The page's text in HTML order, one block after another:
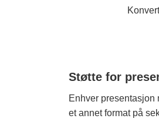
Støtte for
Enhver
et annet format på